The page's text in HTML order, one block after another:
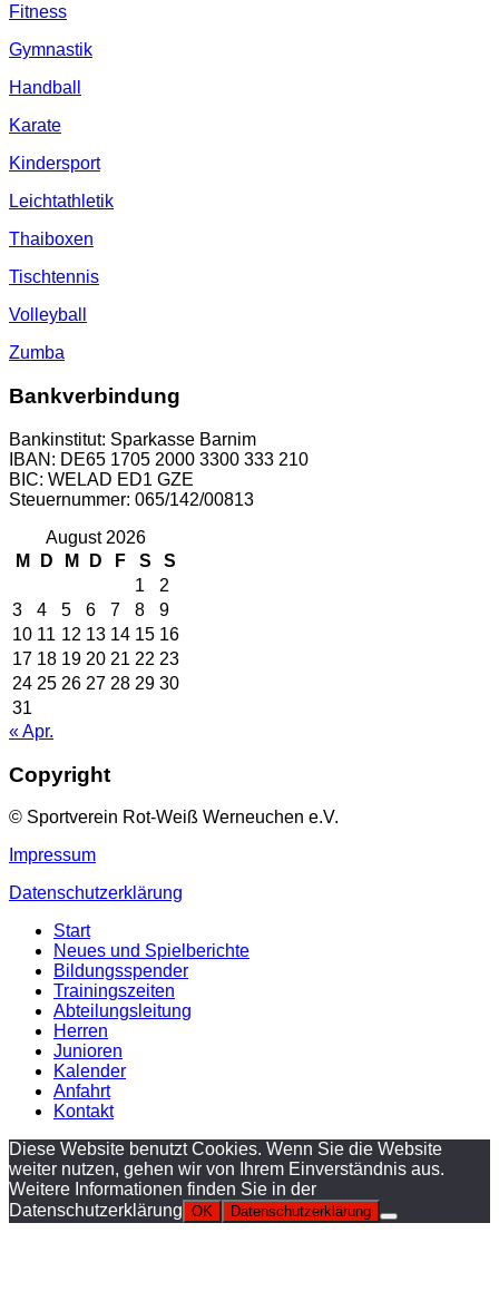
Fitness
Gymnastik
Handball
Karate
Kindersport
Leichtathletik
Thaiboxen
Tischtennis
Volleyball
Zumba
Bankverbindung
Bankinstitut: Sparkasse Barnim
IBAN: DE65 1705 2000 3300 333 210
BIC: WELAD ED1 GZE
Steuernummer: 065/142/00813
August 2026
M
D M D F S
S
1
2
3
4 5 6 7 8
9
10 11 12 13 14 15 16
17 18 19 20 21 22 23
24 25 26 27 28 29 30
31
« Apr.
Copyright
© Sportverein Rot-Weiß Werneuchen e.V.
Impressum
Datenschutzerklärung
Start
Neues und Spielberichte
Bildungsspender
Trainingszeiten
Abteilungsleitung
Herren
Junioren
Kalender
Anfahrt
Kontakt
Diese Website benutzt Cookies. Wenn Sie die Website
weiter nutzen, gehen wir von Ihrem Einverständnis aus.
Weitere Informationen finden Sie in der
Datenschutzerklärung OK Datenschutzerklärung